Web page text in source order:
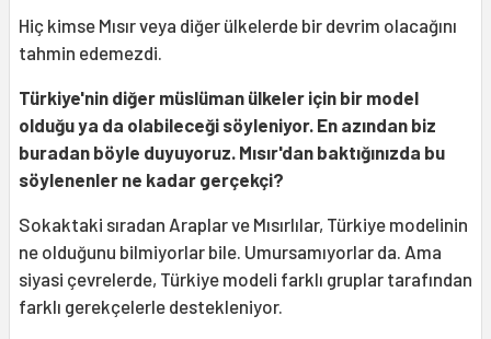
Hiç kimse Mısır veya diğer ülkelerde bir devrim olacağını
tahmin edemezdi.
Türkiye'nin diğer müslüman ülkeler için bir model
olduğu ya da olabileceği söyleniyor. En azından biz
buradan böyle duyuyoruz. Mısır'dan baktığınızda bu
söylenenler ne kadar gerçekçi?
Sokaktaki sıradan Araplar ve Mısırlılar, Türkiye modelinin
ne olduğunu bilmiyorlar bile. Umursamıyorlar da. Ama
siyasi çevrelerde, Türkiye modeli farklı gruplar tarafından
farklı gerekçelerle destekleniyor.